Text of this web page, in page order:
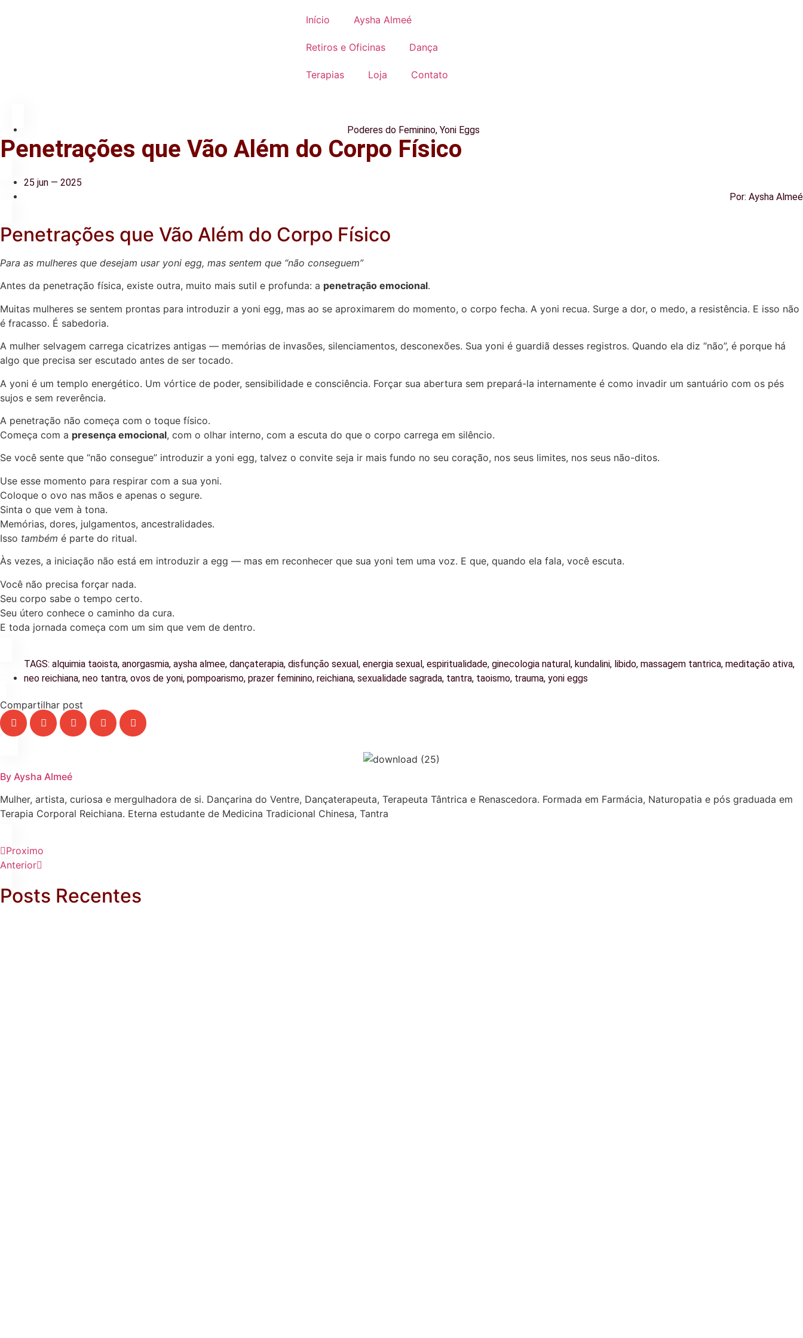
Início Aysha Almeé
Retiros e Oficinas Dança
Terapias Loja Contato
Poderes do Feminino, Yoni Eggs
Penetrações que Vão Além do Corpo Físico
25 jun — 2025
Por: Aysha Almeé
Penetrações que Vão Além do Corpo Físico
Para as mulheres que desejam usar yoni egg, mas sentem que “não conseguem”
Antes da penetração física, existe outra, muito mais sutil e profunda: a penetração emocional.
Muitas mulheres se sentem prontas para introduzir a yoni egg, mas ao se aproximarem do momento, o corpo fecha. A yoni recua. Surge a dor, o medo, a resistência. E isso não
é fracasso. É sabedoria.
A mulher selvagem carrega cicatrizes antigas — memórias de invasões, silenciamentos, desconexões. Sua yoni é guardiã desses registros. Quando ela diz “não”, é porque há
algo que precisa ser escutado antes de ser tocado.
A yoni é um templo energético. Um vórtice de poder, sensibilidade e consciência. Forçar sua abertura sem prepará-la internamente é como invadir um santuário com os pés
sujos e sem reverência.
A penetração não começa com o toque físico.
Começa com a presença emocional, com o olhar interno, com a escuta do que o corpo carrega em silêncio.
Se você sente que “não consegue” introduzir a yoni egg, talvez o convite seja ir mais fundo no seu coração, nos seus limites, nos seus não-ditos.
Use esse momento para respirar com a sua yoni.
Coloque o ovo nas mãos e apenas o segure.
Sinta o que vem à tona.
Memórias, dores, julgamentos, ancestralidades.
Isso também é parte do ritual.
Às vezes, a iniciação não está em introduzir a egg — mas em reconhecer que sua yoni tem uma voz. E que, quando ela fala, você escuta.
Você não precisa forçar nada.
Seu corpo sabe o tempo certo.
Seu útero conhece o caminho da cura.
E toda jornada começa com um sim que vem de dentro.
TAGS: alquimia taoista, anorgasmia, aysha almee, dançaterapia, disfunção sexual, energia sexual, espiritualidade, ginecologia natural, kundalini, libido, massagem tantrica, meditação ativa,
neo reichiana, neo tantra, ovos de yoni, pompoarismo, prazer feminino, reichiana, sexualidade sagrada, tantra, taoismo, trauma, yoni eggs
Compartilhar post
By Aysha Almeé
Mulher, artista, curiosa e mergulhadora de si. Dançarina do Ventre, Dançaterapeuta, Terapeuta Tântrica e Renascedora. Formada em Farmácia, Naturopatia e pós graduada em
Terapia Corporal Reichiana. Eterna estudante de Medicina Tradicional Chinesa, Tantra
Proximo
Anterior
Posts Recentes